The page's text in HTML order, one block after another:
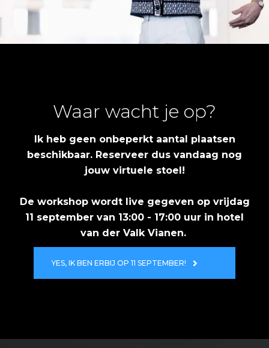
Waar wacht je op?
Ik heb geen onbeperkt aantal plaatsen
beschikbaar. Reserveer dus vandaag nog
jouw virtuele stoel!
De workshop wordt live gegeven op vrijdag
11 september van 13:00 - 17:00 uur in hotel
van der Valk Vianen.
YES, IK BEN ERBIJ OP 11 SEPTEMBER!